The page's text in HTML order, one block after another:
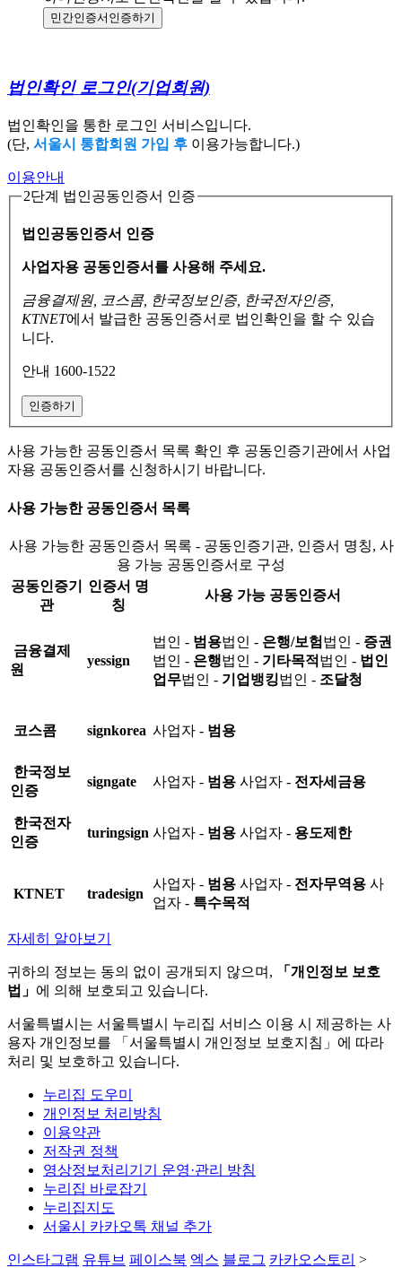
민간인증서 인증하기
법인확인 로그인(기업회원)
법인확인을 통한 로그인 서비스입니다.
(단, 서울시 통합회원 가입 후 이용가능합니다.)
이용안내
2단계 법인공동인증서 인증
법인공동인증서 인증
사업자용 공동인증서를 사용해 주세요.
금융결제원, 코스콤, 한국정보인증, 한국전자인증,
KTNET에서 발급한 공동인증서로 법인확인을 할 수 있습
니다.
안내 1600-1522
인증하기
사용 가능한 공동인증서 목록 확인 후 공동인증기관에서 사업
자용 공동인증서를 신청하시기 바랍니다.
사용 가능한 공동인증서 목록
사용 가능한 공동인증서 목록 - 공동인증기관, 인증서 명칭, 사
용 가능 공동인증서로 구성
공동인증기
관
인증서 명
칭
사용 가능 공동인증서
금융결제
원
yessign
법인 - 범용법인 - 은행/보험 법인 - 증권
법인 - 은행법인 - 기타목적 법인 - 법인
업무법인 - 기업뱅킹법인 - 조달청
코스콤 signkorea 사업자 - 범용
한국정보
인증
signgate 사업자 - 범용 사업자 - 전자세금용
한국전자
인증
turingsign 사업자 - 범용 사업자 - 용도제한
KTNET tradesign
사업자 - 범용 사업자 - 전자무역용 사
업자 - 특수목적
자세히 알아보기
귀하의 정보는 동의 없이 공개되지 않으며,
「개인정보 보호
법」 에 의해 보호되고 있습니다.
서울특별시는 서울특별시 누리집 서비스 이용 시 제공하는 사
용자 개인정보를 「서울특별시 개인정보 보호지침」에 따라
처리 및 보호하고 있습니다.
누리집 도우미
개인정보 처리방침
이용약관
저작권 정책
영상정보처리기기 운영·관리 방침
누리집 바로잡기
누리집지도
서울시 카카오톡 채널 추가
인스타그램 유튜브 페이스북 엑스 블로그 카카오스토리 >